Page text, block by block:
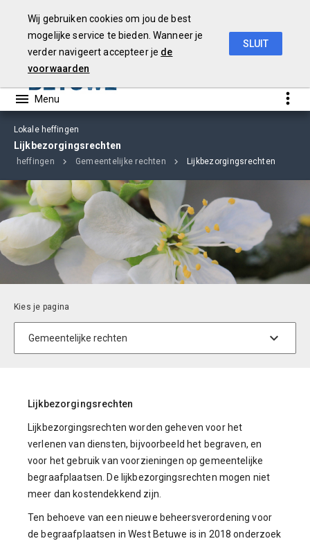
Lokale heffingen
Lijkbezorgingsrechten
heffingen Gemeentelijke rechten Lijkbezorgingsrechten
Lijkbezorgingsrechten
Lijkbezorgingsrechten worden geheven voor het
verlenen van diensten, bijvoorbeeld het begraven, en
voor het gebruik van voorzieningen op gemeentelijke
begraafplaatsen. De lijkbezorgingsrechten mogen niet
meer dan kostendekkend zijn.
Ten behoeve van een nieuwe beheersverordening voor
de begraafplaatsen in West Betuwe is in 2018 onderzoek
Wij gebruiken cookies om jou de best
mogelijke service te bieden. Wanneer je
verder navigeert accepteer je de
voorwaarden
SLUIT